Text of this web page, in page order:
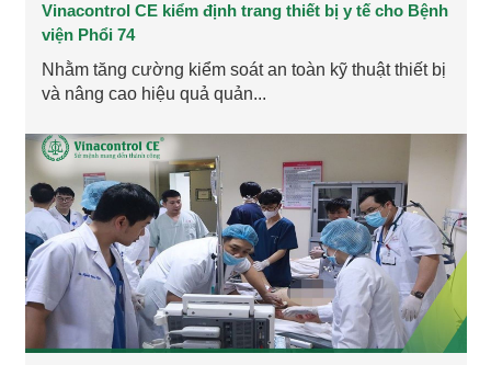
Vinacontrol CE kiểm định trang thiết bị y tế cho Bệnh
viện Phổi 74
Nhằm tăng cường kiểm soát an toàn kỹ thuật thiết bị
và nâng cao hiệu quả quản...